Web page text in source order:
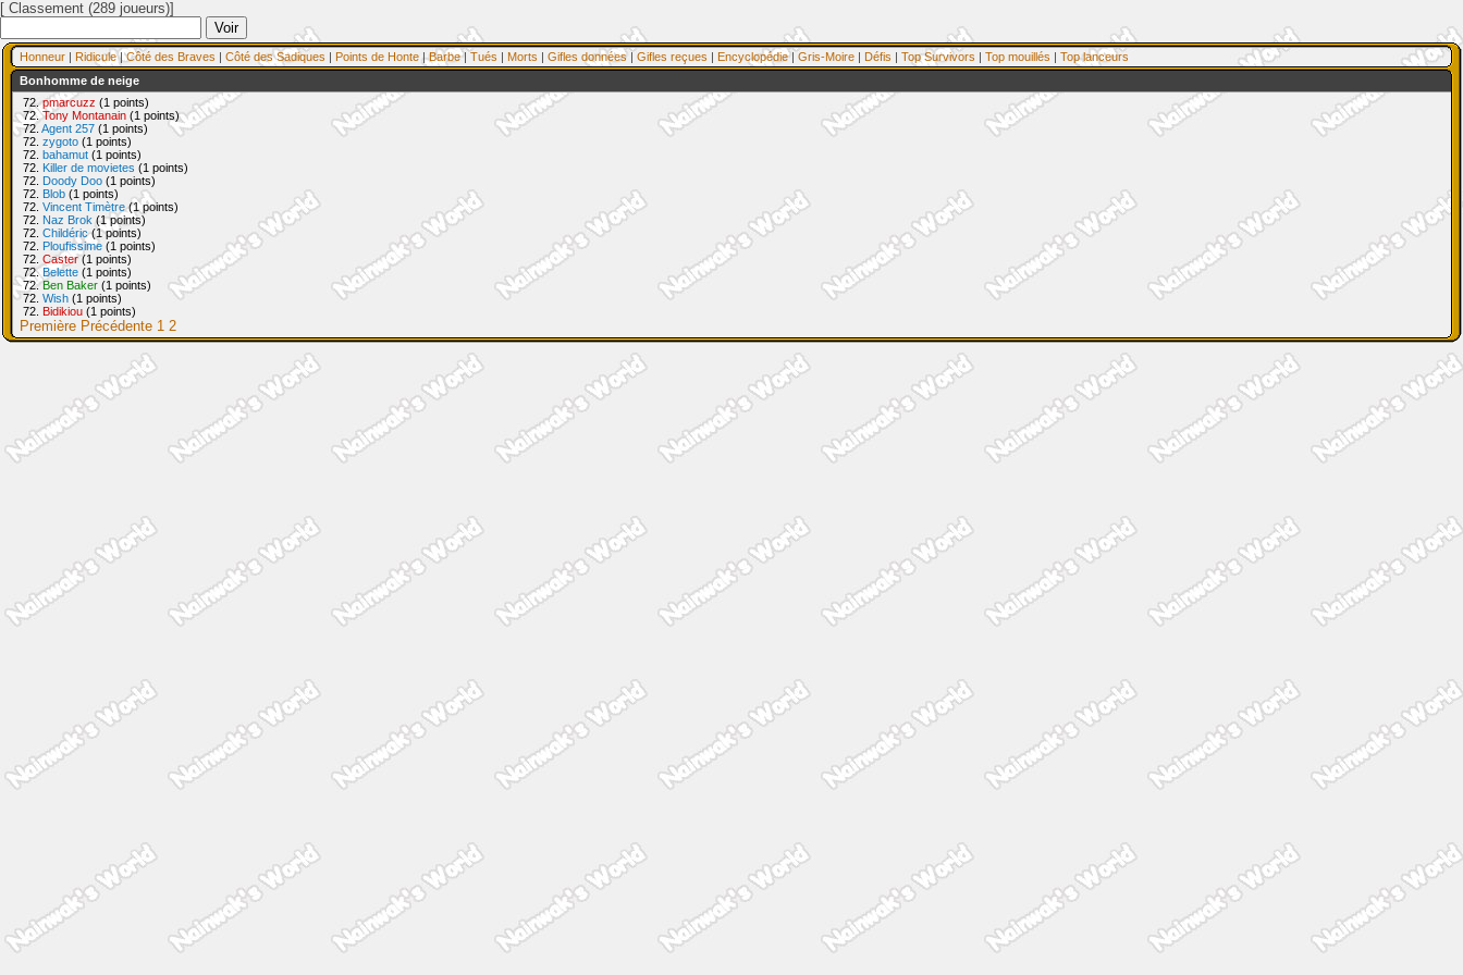
[ Classement (289 joueurs)]
Honneur | Ridicule|Côté des Braves | Côté des Sadiques | Points de Honte |Barbe| Tués | Morts | Gifles données | Gifles reçues | Encyclopédie| Gris-Moire | Défis | Top Survivors | Top mouillés | Top lanceurs
Bonhomme de neige
72.pmarcuzz (1 points)
72.Tony Montanain (1 points)
72. Agent 257 (1 points)
72. zygoto (1 points)
72. bahamut (1 points)
72. Killer de movietes (1 points)
72. Doody Doo (1 points)
72. Blob (1 points)
72. Vincent Timètre(1 points)
72. Naz Brok (1 points)
72. Childéric(1 points)
72. Ploufissime (1 points)
72. Caster (1 points)
72.Belette (1 points)
72.Ben Baker (1 points)
72. Wish (1 points)
72. Bidikiou (1 points)
Première Précédente 1 2